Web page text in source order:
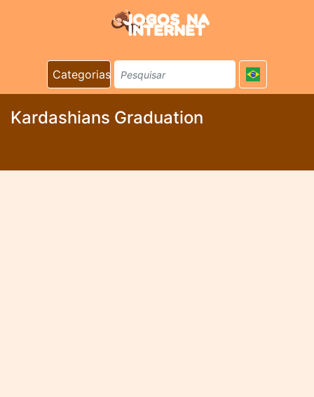
Categorias
Kardashians Graduation